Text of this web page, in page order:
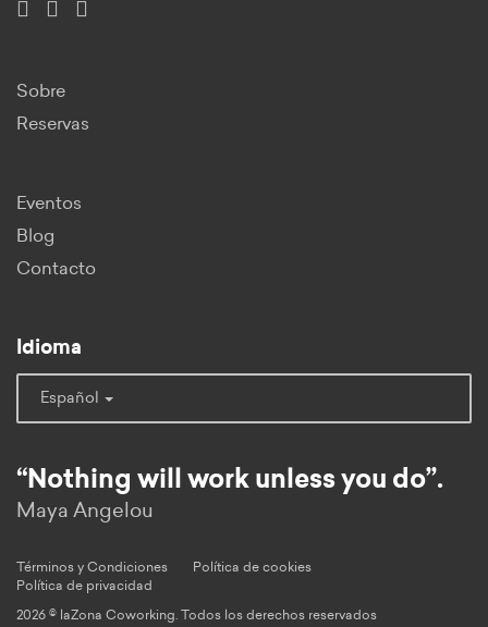
Sobre
Reservas
Eventos
Blog
Contacto
Idioma
Español
“Nothing will work unless you do”.
Maya Angelou
Términos y Condiciones
Política de cookies
Política de privacidad
2026 © laZona Coworking. Todos los derechos reservados